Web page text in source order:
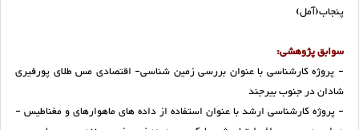
پنجاب(آمل)
سوابق پژوهشی:
- پروژه کارشناسی با عنوان بررسی زمین شناسی- اقتصادی مس طلای پورفیری
شادان در جنوب بیرجند
- پروژه کارشناسی ارشد با عنوان استفاده از داده­ های ماهواره­ای و مغناطیس ­